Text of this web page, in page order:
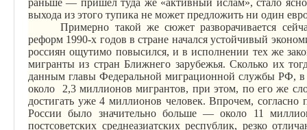
раньше — пришел туда же «активный ислам», стало
выхода из этого тупика не может предложить ни один
Примерно такой же сюжет разворачивается
реформ 1990-х годов в стране начался устойчивый
россиян ощутимо повысился, и в исполнении тех же
мигранты из стран Ближнего зарубежья. Сколько их
данным главы Федеральной миграционной службы РФ, в
около
2,3 миллионов мигрантов, при этом, по его же
достигать уже 4 миллионов человек. Впрочем,
России было значительно больше — около 11
постсоветских среднеазиатских республик, резко